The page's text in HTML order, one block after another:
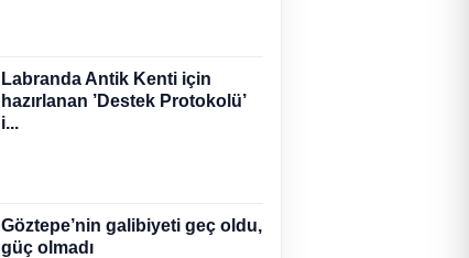
Labranda Antik Kenti için
hazırlanan ’Destek Protokolü’
i...
Göztepe’nin galibiyeti geç oldu,
güç olmadı